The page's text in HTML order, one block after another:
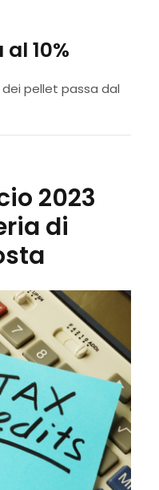
10%
dei pellet passa dal
2023
di